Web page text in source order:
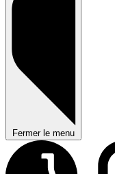
Fermer le menu